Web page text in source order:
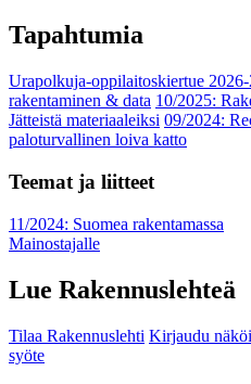
Tapahtumia
Urapolkuja-oppilaitoskiertue
rakentaminen & data 10/2025:
Jätteistä materiaaleiksi 09/2024:
paloturvallinen loiva katto
Teemat ja liitteet
11/2024: Suomea rakentamassa
Mainostajalle
Lue Rakennuslehteä
Tilaa Rakennuslehti Kirjaudu
syöte